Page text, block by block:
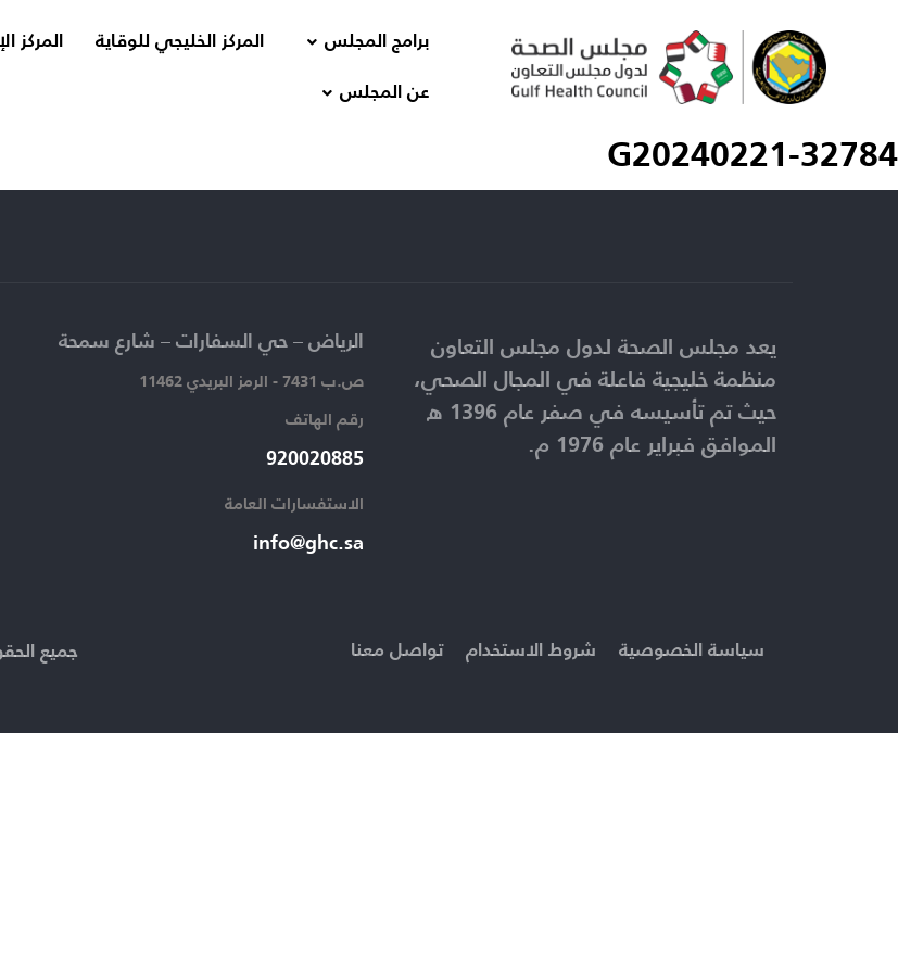
المركز المركز الخليجي للوقاية برامج المجلس
عن المجلس
G20240221-32784
الرياض – حي السفارات – شارع سمحة​
ص.ب 7431 - الرمز البريدي 11462
رقم الهاتف​
920020885​
الاستفسارات العامة ​
info@ghc.sa​
يعد مجلس الصحة لدول مجلس التعاون
منظمة خليجية فاعلة في المجال الصحي،
حيث تم تأسيسه في صفر عام 1396 ه
الموافق فبراير عام 1976 م.
جميع تواصل معنا شروط الاستخدام سياسة الخصوصية